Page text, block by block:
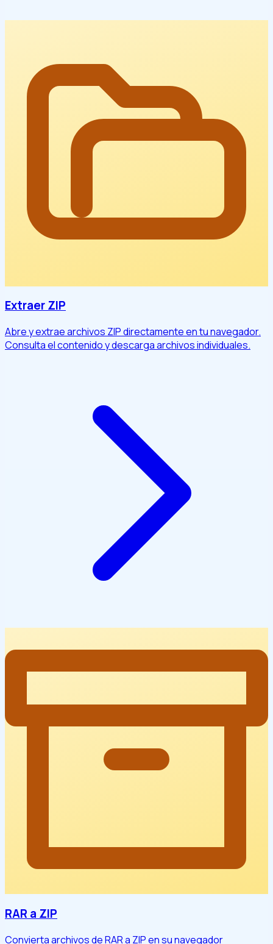
Extraer ZIP
Abre y extrae archivos ZIP directamente en tu navegador.
Consulta el contenido y descarga archivos individuales.
RAR a ZIP
Convierta archivos de RAR a ZIP en su navegador